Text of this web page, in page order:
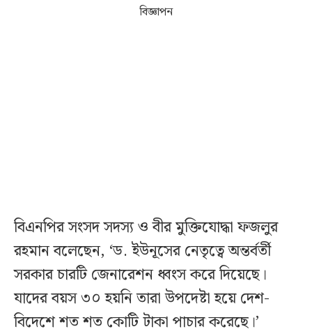
বিজ্ঞাপন
বিএনপির সংসদ সদস্য ও বীর মুক্তিযোদ্ধা ফজলুর
রহমান বলেছেন, ‘ড. ইউনূসের নেতৃত্বে অন্তর্বর্তী
সরকার চারটি জেনারেশন ধ্বংস করে দিয়েছে।
যাদের বয়স ৩০ হয়নি তারা উপদেষ্টা হয়ে দেশ-
বিদেশে শত শত কোটি টাকা পাচার করেছে।’